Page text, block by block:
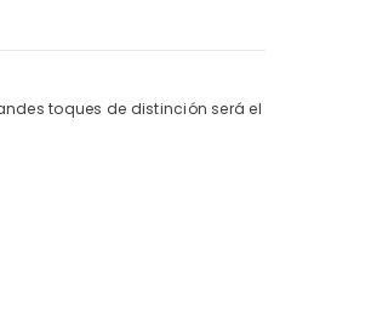
toques de distinción será el